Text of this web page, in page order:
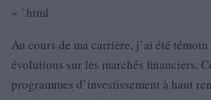
« `html
Au cours de ma carrière, j’ai été
évolutions sur les marchés financiers.
programmes d’investissement à haut